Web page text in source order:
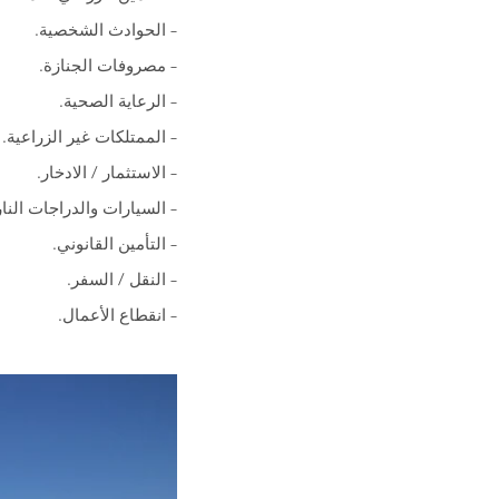
– الحوادث الشخصية.
– مصروفات الجنازة.
– الرعاية الصحية.
– الممتلكات غير الزراعية.
– الاستثمار / الادخار.
– السيارات والدراجات
– التأمين القانوني.
– النقل / السفر.
– انقطاع الأعمال.